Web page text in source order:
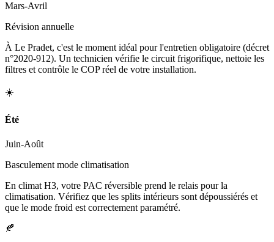
Mars-Avril
Révision annuelle
À Le Pradet, c'est le moment idéal pour l'entretien obligatoire (décret
n°2020-912). Un technicien vérifie le circuit frigorifique, nettoie les
filtres et contrôle le COP réel de votre installation.
☀️
Été
Juin-Août
Basculement mode climatisation
En climat H3, votre PAC réversible prend le relais pour la
climatisation. Vérifiez que les splits intérieurs sont dépoussiérés et
que le mode froid est correctement paramétré.
🍂